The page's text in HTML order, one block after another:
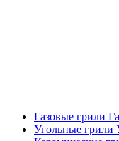
Газовые грили
Угольные грили